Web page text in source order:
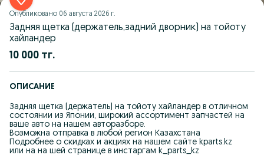
Опубликовано 06 августа 2026 г.
Задняя щетка (держатель,задний дворник) на тойоту
хайландер
10 000 тг.
ОПИСАНИЕ
Задняя щетка (держатель) на тойоту хайландер в отличном
состоянии из Японии, широкий ассортимент запчастей на
ваше авто на нашем авторазборе.
Возможна отправка в любой регион Казахстана
Подробнее о скидках и акциях на нашем сайте kparts.kz
или на на шей странице в инстаргам k_parts_kz